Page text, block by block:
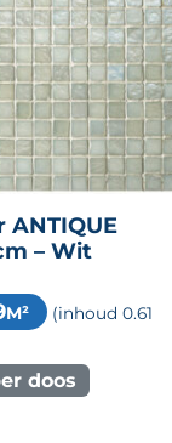
ANTIQUE
– Wit
M²
(inhoud 0.61
doos